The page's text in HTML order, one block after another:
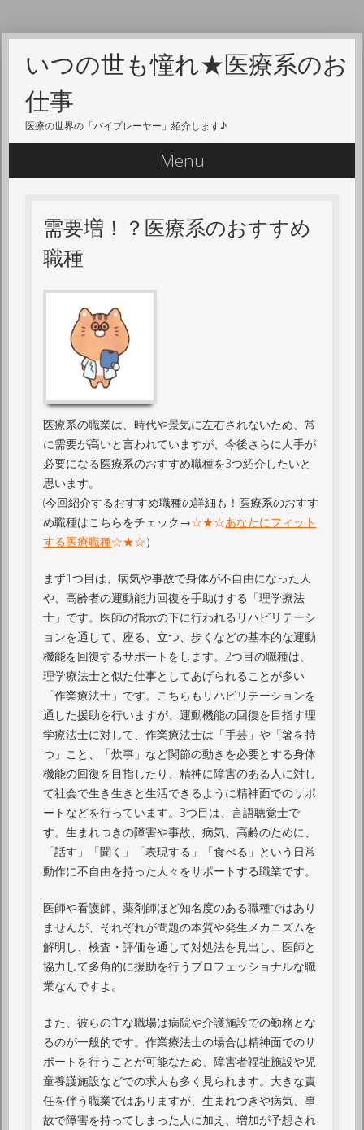
いつの世も憧れ★医療系のお
仕事
医療の世界の「バイプレーヤー」紹介します♪
Menu
Skip to content
需要増！？医療系のおすすめ
職種
医療系の職業は、時代や景気に左右されないため、常
に需要が高いと言われていますが、今後さらに人手が
必要になる医療系のおすすめ職種を3つ紹介したいと
思います。
(今回紹介するおすすめ職種の詳細も！医療系のおすす
め職種はこちらをチェック→☆★☆あなたにフィット
する医療職種☆★☆）
まず1つ目は、病気や事故で身体が不自由になった人
や、高齢者の運動能力回復を手助けする「理学療法
士」です。医師の指示の下に行われるリハビリテーシ
ョンを通して、座る、立つ、歩くなどの基本的な運動
機能を回復するサポートをします。2つ目の職種は、
理学療法士と似た仕事としてあげられることが多い
「作業療法士」です。こちらもリハビリテーションを
通した援助を行いますが、運動機能の回復を目指す理
学療法士に対して、作業療法士は「手芸」や「箸を持
つ」こと、「炊事」など関節の動きを必要とする身体
機能の回復を目指したり、精神に障害のある人に対し
て社会で生き生きと生活できるように精神面でのサポ
ートなどを行っています。3つ目は、言語聴覚士で
す。生まれつきの障害や事故、病気、高齢のために、
「話す」「聞く」「表現する」「食べる」という日常
動作に不自由を持った人々をサポートする職業です。
医師や看護師、薬剤師ほど知名度のある職種ではあり
ませんが、それぞれが問題の本質や発生メカニズムを
解明し、検査・評価を通して対処法を見出し、医師と
協力して多角的に援助を行うプロフェッショナルな職
業なんですよ。
また、彼らの主な職場は病院や介護施設での勤務とな
るのが一般的です。作業療法士の場合は精神面でのサ
ポートを行うことが可能なため、障害者福祉施設や児
童養護施設などでの求人も多く見られます。大きな責
任を伴う職業ではありますが、生まれつきや病気、事
故で障害を持ってしまった人に加え、増加が予想され